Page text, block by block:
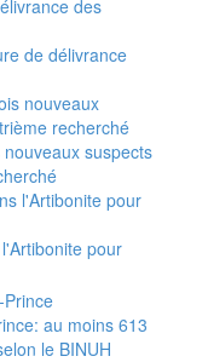
suspects
pour
moins 613
BINUH